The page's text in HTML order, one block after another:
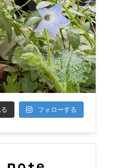
フォローする